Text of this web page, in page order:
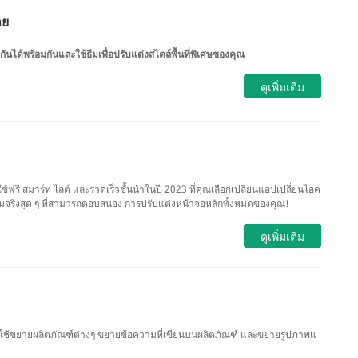
นได้พร้อมกันและใช้ธีมเพื่อปรับแต่งสไตล์พื้นที่พิเศษของคุณ
ดูเพิ่มเติม
ฟรี สมาร์ท ไลต์ และรวดเร็วชั้นนำในปี 2023 ที่คุณเลือกเปลี่ยนแอปเปลี่ยนไอค
ริงสุด ๆ ที่สามารถตอบสนอง การปรับแต่งหน้าจอหลักทั้งหมดของคุณ!
ดูเพิ่มเติม
ช้ขยายผลิตภัณฑ์ต่างๆ ขยายข้อความที่เขียนบนผลิตภัณฑ์ และขยายรูปภาพแ